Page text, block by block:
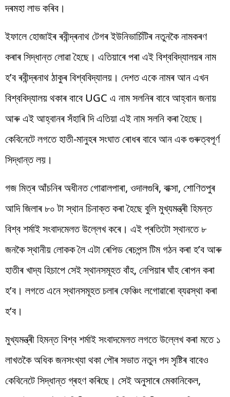
দৰমহা লাভ কৰিব।
ইফালে হোজাইৰ ৰবীন্দ্ৰনাথ টেগৰ ইউনিভাৰ্চিটিৰ নতুনকৈ নামকৰণ
কৰাৰ সিদ্ধান্ত লোৱা হৈছে। এতিয়াৰে পৰা এই বিশ্ববিদ্যালয়ৰ নাম
হ’ব ৰবীন্দ্ৰনাথ ঠাকুৰ বিশ্ববিদ্যালয়। দেশত একে নামৰ আন এখন
বিশ্ববিদ্যালয় থকাৰ বাবে UGC এ নাম সলনিৰ বাবে আহ্বান জনায়
আৰু এই আহ্বানৰ সঁহাৰি দি এতিয়া এই নাম সলনি কৰা হৈছে।
কেবিনেটে লগতে হাতী-মানুহৰ সংঘাত ৰোধৰ বাবে আন এক গুৰুত্বপূৰ্ণ
সিদ্ধান্ত লয়।
গজ মিত্ৰ আঁচনিৰ অধীনত গোৱালপাৰা, ওদালগুৰি, বাক্সা, শোণিতপুৰ
আদি জিলাৰ ৮০ টা স্থান চিনাক্ত কৰা হৈছে বুলি মুখ্যমন্ত্ৰী হিমন্ত
বিশ্ব শৰ্মাই সংবাদমেলত উল্লেখ কৰে। এই প্ৰতিটো স্থানতে ৮
জনকৈ স্থানীয় লোকক লৈ এটা ৰেপিড ৰেচপন্স টিম গঠন কৰা হ’ব আৰু
হাতীৰ খাদ্য হিচাপে সেই স্থানসমূহত বাঁহ, নেপিয়াৰ ঘাঁহ ৰোপন কৰা
হ’ব। লগতে এনে স্থানসমূহত চলাৰ ফেঞ্চিং লগোৱাৰো ব্যৱস্থা কৰা
হ’ব।
মুখ্যমন্ত্ৰী হিমন্ত বিশ্ব শৰ্মাই সংবাদমেলত লগতে উল্লেখ কৰা মতে ১
লাখতকৈ অধিক জনসংখ্যা থকা পৌৰ সভাত নতুন পদ সৃষ্টিৰ বাবেও
কেবিনেটে সিদ্ধান্ত গ্ৰহণ কৰিছে। সেই অনুসাৰে মেকানিকেল,